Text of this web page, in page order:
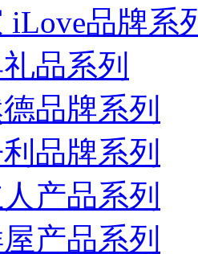
iLove品牌系
品系列
品牌系列
品牌系列
产品系列
产品系列